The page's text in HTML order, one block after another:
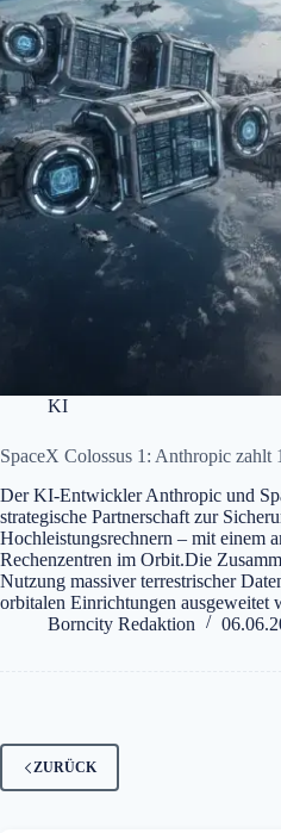
KI
SpaceX Colossus 1: Anthropic
Der KI-Entwickler Anthropic und
strategische Partnerschaft zur
Hochleistungsrechnern – mit einem
Rechenzentren im Orbit.Die
Nutzung massiver terrestrischer
orbitalen Einrichtungen
Borncity Redaktion
ZURÜCK